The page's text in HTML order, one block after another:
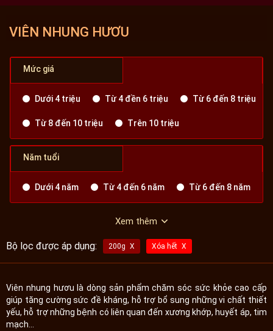
VIÊN NHUNG HƯƠU
Mức giá
Dưới 4 triệu Từ 4 đền 6 triệu Từ 6 đến 8 triệu
Từ 8 đến 10 triệu Trên 10 triệu
Năm tuổi
Dưới 4 năm Từ 4 đến 6 năm Từ 6 đến 8 năm
Xem thêm
Bộ lọc được áp dụng: 200g Xóa hết
Viên nhung hươu là dòng sản phẩm chăm sóc sức khỏe cao cấp
giúp tăng cường sức đề kháng, hỗ trợ bổ sung những vi chất thiết
yếu, hỗ trợ những bệnh có liên quan đến xương khớp, huyết áp, tim
mạch...